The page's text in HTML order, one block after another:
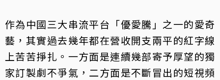
作為中國三大串流平台「優愛騰」之一的愛奇
藝，其實過去幾年都在營收開支兩平的紅字線
上苦苦掙扎。一方面是連續幾部寄予厚望的獨
家訂製劇不爭氣，二方面是不斷冒出的短視頻